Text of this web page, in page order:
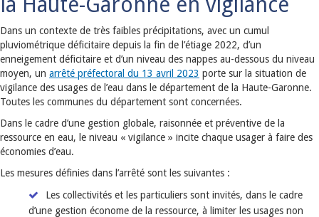
Dans un contexte de très faibles précipitations, avec un cumul
pluviométrique déficitaire depuis la fin de l’étiage 2022, d’un
enneigement déficitaire et d’un niveau des nappes au-dessous du niveau
moyen, un arrêté préfectoral du 13 avril 2023 porte sur la situation de
vigilance des usages de l’eau dans le département de la Haute-Garonne.
Toutes les communes du département sont concernées.
Dans le cadre d’une gestion globale, raisonnée et préventive de la
ressource en eau, le niveau « vigilance » incite chaque usager à faire des
économies d’eau.
Les mesures définies dans l’arrêté sont les suivantes :
Les collectivités et les particuliers sont invités, dans le cadre
d’une gestion économe de la ressource, à limiter les usages non